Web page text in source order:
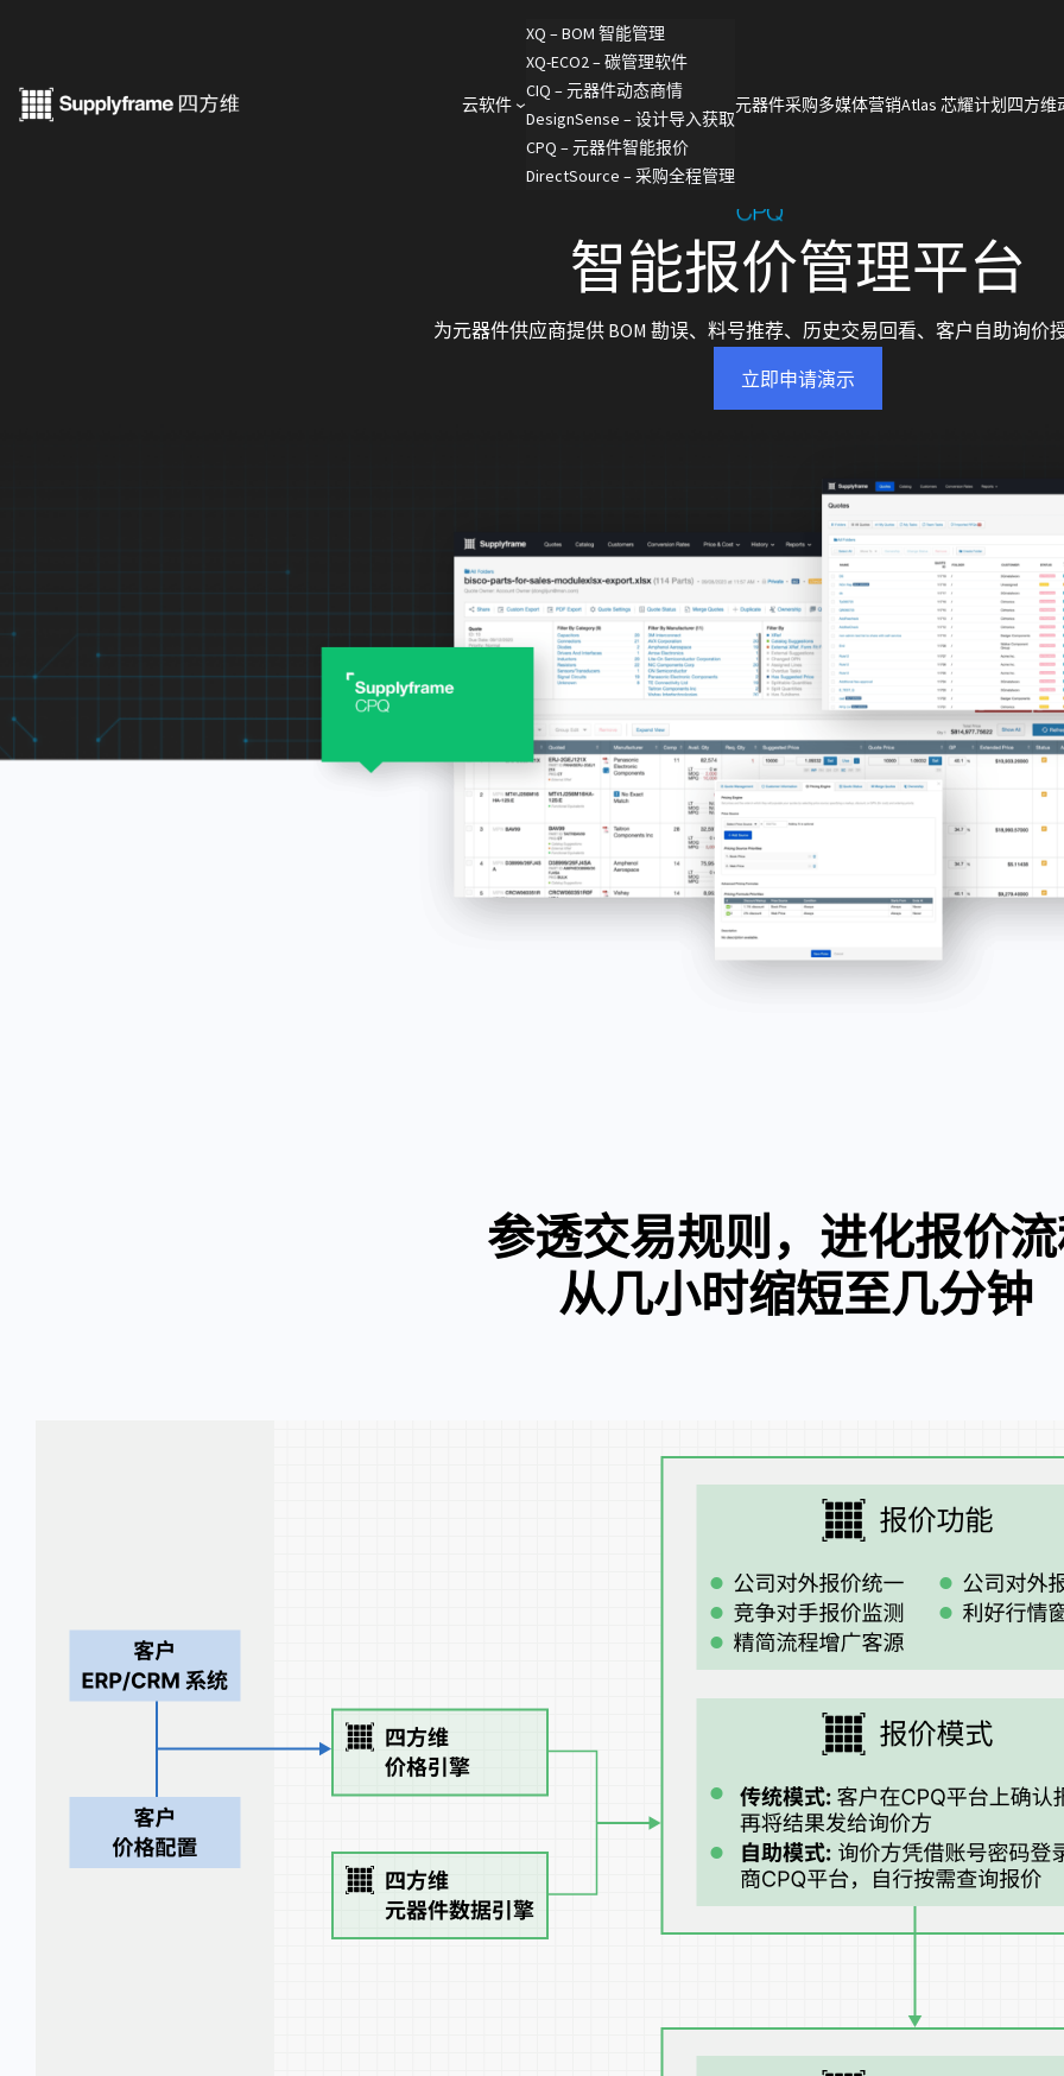
云软件
XQ – BOM 智能管理
XQ-ECO2 – 碳管理软件
CIQ – 元器件动态商情
DesignSense – 设计导入获取
CPQ – 元器件智能报价
DirectSource – 采购全程管理
元器件采购多媒体营销Atlas 芯耀计划四方维
< 云软件
智能报价管理平台
为元器件供应商提供 BOM 勘误、料号推荐、历史交易回看、客户自助询价
立即申请演示
参透交易规则，进化报价
从几小时缩短至几分钟